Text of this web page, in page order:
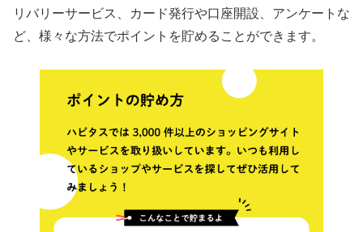
リバリーサービス、カード発行や口座開設、アンケートな
ど、様々な方法でポイントを貯めることができます。